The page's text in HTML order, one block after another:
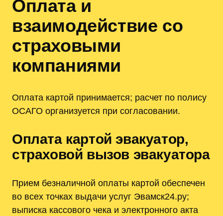
Оплата и
взаимодействие со
страховыми
компаниями
Оплата картой принимается; расчет по полису
ОСАГО организуется при согласовании.
Оплата картой эвакуатор‚
страховой вызов эвакуатора
Прием безналичной оплаты картой обеспечен
во всех точках выдачи услуг Эвамск24.ру;
выписка кассового чека и электронного акта